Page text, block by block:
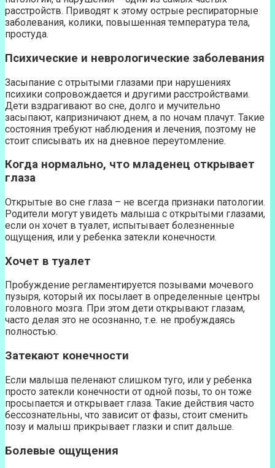
расстройств. Приводят к этому острые респираторные
заболевания, колики, повышенная температура тела,
простуда.
Психические и неврологические заболевания
Засыпание с отрытыми глазами при нарушениях
психики сопровождается и другими расстройствами.
Дети вздрагивают во сне, долго и мучительно
засыпают, капризничают днем, а по ночам плачут. Такие
состояния требуют наблюдения и лечения, поэтому не
стоит списывать их на дневное переутомление.
Когда нормально, что младенец открывает
глаза
Открытые во сне глаза – не всегда признаки патологии.
Родители могут увидеть малыша с открытыми глазами,
если он хочет в туалет, испытывает болезненные
ощущения, или у ребенка затекли конечности.
Хочет в туалет
Пробуждение регламентируется позывами мочевого
пузыря, который их посылает в определенные центры
головного мозга. При этом дети открывают глазам,
часто делая это не осознанно, т.е. не пробуждаясь
полностью.
Затекают конечности
Если малыша пеленают слишком туго, или у ребенка
просто затекли конечности от одной позы, то он тоже
просыпается и открывает глаза. Такие действия часто
бессознательны, что зависит от фазы, стоит сменить
позу и малыш прикрывает глазки и спит дальше.
Болевые ощущения